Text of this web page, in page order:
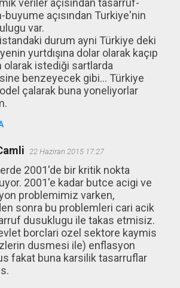
veriler açısından tasarruf-
buyume açısından Turkiye'nin
var.
durum ayni Türkiye deki
yurtdışına dolar olarak kaçıp
olarak istediği sartlarda
benzeyecek gibi... Türkiye
çalarak buna yoneliyorlar
22 Haziran 2015 17:27
2001'de bir kritik nokta
2001'e kadar butce acigi ve
problemimiz varken,
sonra bu problemleri cari acik
dusuklugu ile takas etmisiz.
borclari ozel sektore kaymis
dusmesi ile) enflasyon
fakat buna karsilik tasarruflar